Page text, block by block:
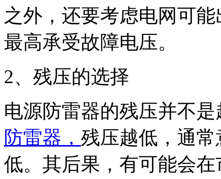
之外，还要考虑电网可
最高承受故障电压。
2、残压的选择
电源防雷器的残压并不
防雷器， 残压越低，通
低。其后果，有可能会